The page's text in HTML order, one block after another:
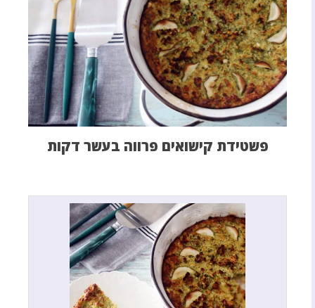
פשטידת קישואים פרווה בעשר דקות